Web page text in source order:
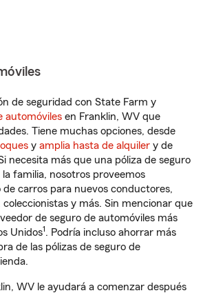
de seguridad con State Farm y
automóviles en Franklin, WV que
Tiene muchas opciones, desde
y amplia hasta de alquiler y de
necesita más que una póliza de seguro
familia, nosotros proveemos
carros para nuevos conductores,
coleccionistas y más. Sin mencionar que
de seguro de automóviles más
Unidos1. Podría incluso ahorrar más
de las pólizas de seguro de
WV le ayudará a comenzar después